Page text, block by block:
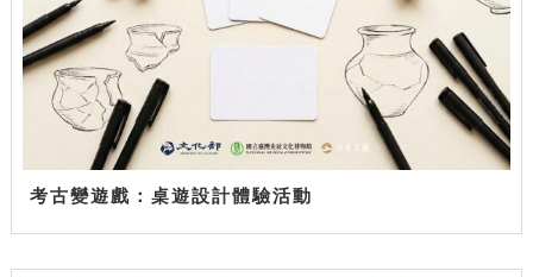
考古變遊戲：桌遊設計體驗活動